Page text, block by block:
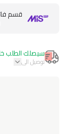
قسم فاتورتك
سيصلك الطلب خلال
توصيل الى